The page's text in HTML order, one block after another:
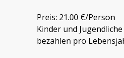
Preis: 21.00 €/Person
Kinder und
bezahlen pro